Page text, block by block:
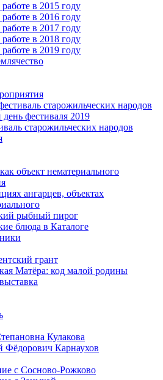
в 2015 году
в 2016 году
в 2017 году
в 2018 году
в 2019 году
старожильческих народов
фестиваля 2019
старожильческих народов
объект нематериального
ангарцев, объектах
рыбный пирог
блюда в Каталоге
грант
Матёра: код малой родины
Кулакова
Фёдорович Карнаухов
с Сосново-Рожково